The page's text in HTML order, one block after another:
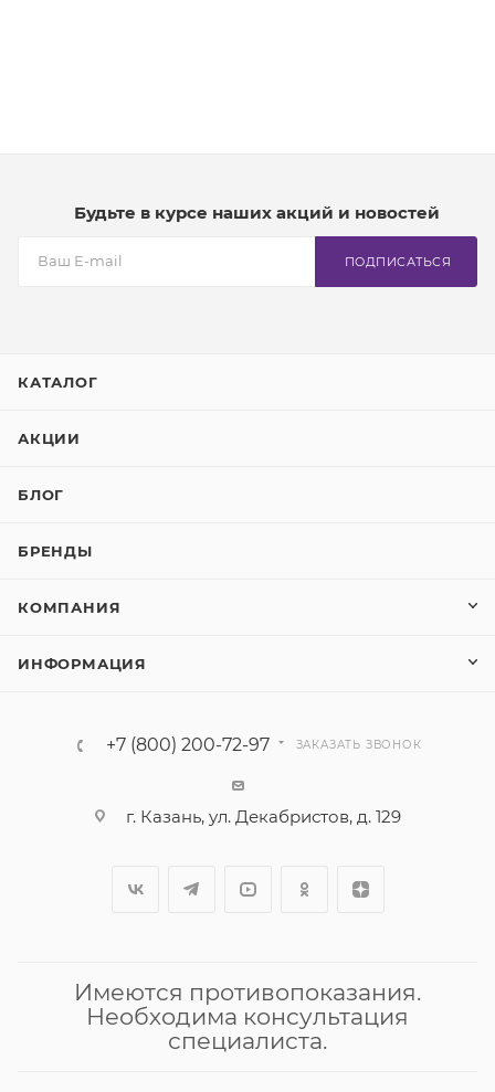
Будьте в курсе наших акций и новостей
ПОДПИСАТЬСЯ
КАТАЛОГ
АКЦИИ
БЛОГ
БРЕНДЫ
КОМПАНИЯ
ИНФОРМАЦИЯ
+7 (800) 200-72-97 ЗАКАЗАТЬ ЗВОНОК
г. Казань, ул. Декабристов, д. 129
Имеются противопоказания.
Необходима консультация
специалиста.